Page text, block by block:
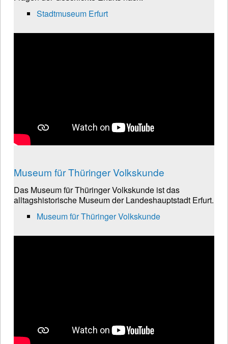
Stadtmuseum Erfurt
Museum für Thüringer Volkskunde
Das Museum für Thüringer Volkskunde ist das
alltagshistorische Museum der Landeshauptstadt Erfurt.
Museum für Thüringer Volkskunde